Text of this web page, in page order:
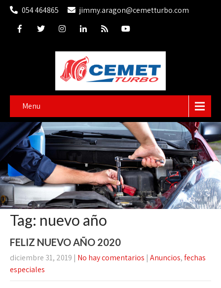
054 464865 jimmy.aragon@cemetturbo.com
Menu
Tag: nuevo año
FELIZ NUEVO AÑO 2020
diciembre 31, 2019 | No hay comentarios | Anuncios,fechas
especiales